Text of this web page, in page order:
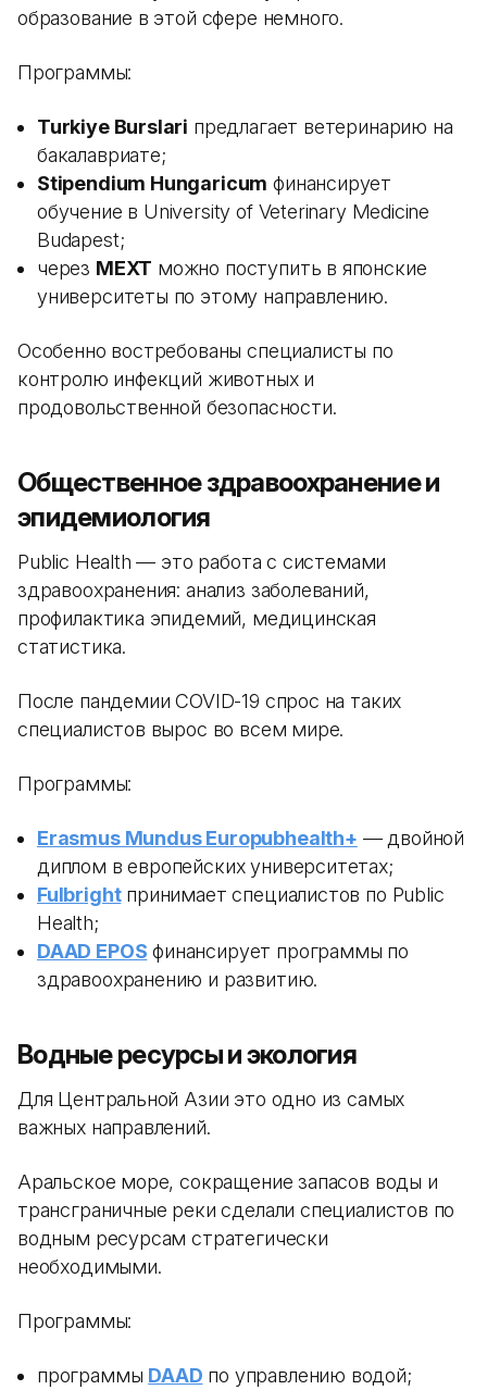
образование в этой сфере немного.
Программы:
Turkiye Burslari предлагает ветеринарию на
бакалавриате;
Stipendium Hungaricum финансирует
обучение в University of Veterinary Medicine
Budapest;
через MEXT можно поступить в японские
университеты по этому направлению.
Особенно востребованы специалисты по
контролю инфекций животных и
продовольственной безопасности.
Общественное здравоохранение и
эпидемиология
Public Health — это работа с системами
здравоохранения: анализ заболеваний,
профилактика эпидемий, медицинская
статистика.
После пандемии COVID-19 спрос на таких
специалистов вырос во всем мире.
Программы:
Erasmus Mundus Europubhealth+ — двойной
диплом в европейских университетах;
Fulbrightпринимает специалистов по Public
Health;
DAAD EPOS финансирует программы по
здравоохранению и развитию.
Водные ресурсы и экология
Для Центральной Азии это одно из самых
важных направлений.
Аральское море, сокращение запасов воды и
трансграничные реки сделали специалистов по
водным ресурсам стратегически
необходимыми.
Программы:
программы DAAD по управлению водой;